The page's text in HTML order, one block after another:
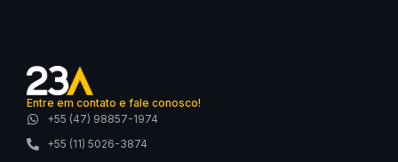
Entre em contato e fale conosco!
+55 (47) 98857-1974
+55 (11) 5026-3874